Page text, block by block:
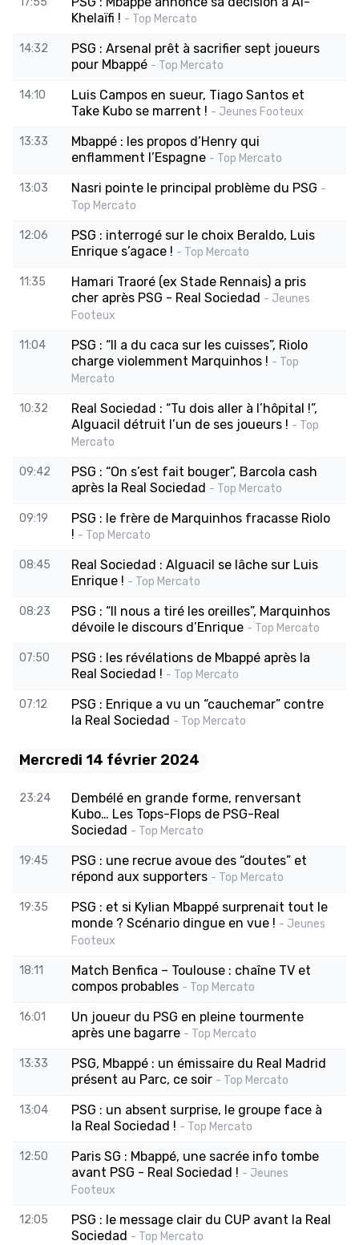
Khelaïfi ! - Top Mercato
14:32
PSG : Arsenal prêt à sacrifier sept joueurs
pour Mbappé - Top Mercato
14:10
Luis Campos en sueur, Tiago Santos et
Take Kubo se marrent ! - Jeunes Footeux
13:33
Mbappé : les propos d’Henry qui
enflamment l’Espagne - Top Mercato
13:03 Nasri pointe le principal problème du PSG -
Top Mercato
12:06
PSG : interrogé sur le choix Beraldo, Luis
Enrique s’agace ! - Top Mercato
11:35
Hamari Traoré (ex Stade Rennais) a pris
cher après PSG - Real Sociedad - Jeunes
Footeux
11:04
PSG : “Il a du caca sur les cuisses”, Riolo
charge violemment Marquinhos ! - Top
Mercato
10:32
Real Sociedad : “Tu dois aller à l’hôpital !”,
Alguacil détruit l’un de ses joueurs ! - Top
Mercato
09:42
PSG : “On s’est fait bouger”, Barcola cash
après la Real Sociedad - Top Mercato
09:19
PSG : le frère de Marquinhos fracasse Riolo
! - Top Mercato
08:45
Real Sociedad : Alguacil se lâche sur Luis
Enrique ! - Top Mercato
08:23
PSG : “Il nous a tiré les oreilles”, Marquinhos
dévoile le discours d’Enrique - Top Mercato
07:50
PSG : les révélations de Mbappé après la
Real Sociedad ! - Top Mercato
07:12
PSG : Enrique a vu un “cauchemar” contre
la Real Sociedad - Top Mercato
Mercredi 14 février 2024
23:24
Dembélé en grande forme, renversant
Kubo… Les Tops-Flops de PSG-Real
Sociedad - Top Mercato
19:45
PSG : une recrue avoue des “doutes” et
répond aux supporters - Top Mercato
19:35
PSG : et si Kylian Mbappé surprenait tout le
monde ? Scénario dingue en vue ! - Jeunes
Footeux
18:11
Match Benfica – Toulouse : chaîne TV et
compos probables - Top Mercato
16:01
Un joueur du PSG en pleine tourmente
après une bagarre - Top Mercato
13:33
PSG, Mbappé : un émissaire du Real Madrid
présent au Parc, ce soir - Top Mercato
13:04
PSG : un absent surprise, le groupe face à
la Real Sociedad ! - Top Mercato
12:50
Paris SG : Mbappé, une sacrée info tombe
avant PSG - Real Sociedad ! - Jeunes
Footeux
12:05
PSG : le message clair du CUP avant la Real
Sociedad - Top Mercato